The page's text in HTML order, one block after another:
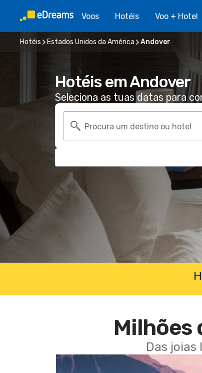
Voos Hotéis Voo + Hotel
Hotéis Estados Unidos da América Andover
Hotéis em Andover
Seleciona as tuas datas para
Procura um destino ou hotel
Milhões
Das